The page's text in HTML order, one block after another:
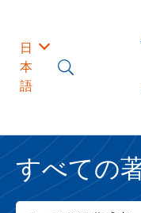
日
本
語
すべての